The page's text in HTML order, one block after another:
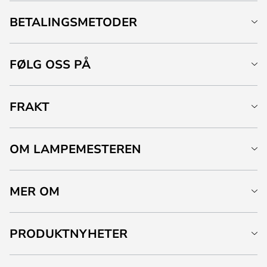
BETALINGSMETODER
FØLG OSS PÅ
FRAKT
OM LAMPEMESTEREN
MER OM
PRODUKTNYHETER